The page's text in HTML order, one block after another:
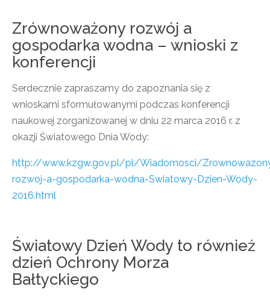
Zrównoważony rozwój a
gospodarka wodna – wnioski z
konferencji
Serdecznie zapraszamy do zapoznania się z
wnioskami sformułowanymi podczas konferencji
naukowej zorganizowanej w dniu 22 marca 2016 r. z
okazji Światowego Dnia Wody:
http://www.kzgw.gov.pl/pl/Wiadomosci/
rozwoj-a-gospodarka-wodna-Swiatowy-Dzien-Wody-
2016.html
Światowy Dzień Wody to również
dzień Ochrony Morza
Bałtyckiego